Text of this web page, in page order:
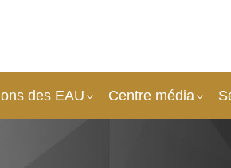
des EAU Centre média